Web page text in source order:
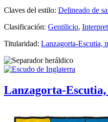
Claves del estilo: Delineado de
Clasificación: Gentilicio,
Titularidad: Lanzagorta-Escutia,
Lanzagorta-